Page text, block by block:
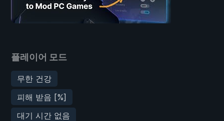
플레이어 모드
무한 건강
피해 받음 [%]
대기 시간 없음